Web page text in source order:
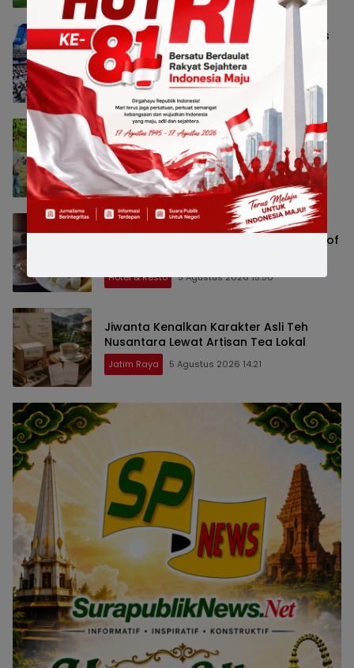
Emil Dardak: Mahasiswa Baru ITS Harus
Jadi Pejuang Kedaulatan Teknologi
Indonesia
Jatim Raya 8 Agustus 2026 12:40
Grand Mercure Malang Mirama Ajak
Anak Asuh Sambut Tahun Ajaran Baru
Lewat Edukasi dan Wisata
Hotel & Resto 8 Agustus 2026 12:35
Swiss-Belinn Airport Surabaya Angkat
Kuliner Nusantara Lewat Festival Spirit of
Hotel & Resto 5 Agustus 2026 15:50
Jiwanta Kenalkan Karakter Asli Teh
Nusantara Lewat Artisan Tea Lokal
Jatim Raya 5 Agustus 2026 14:21